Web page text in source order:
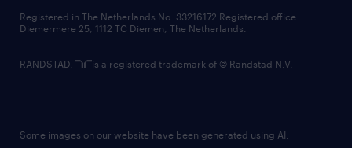
Registered in The Netherlands No: 33216172 Registered office:
Diemermere 25, 1112 TC Diemen, The Netherlands.
RANDSTAD, is a registered trademark of © Randstad N.V.
Some images on our website have been generated using AI.